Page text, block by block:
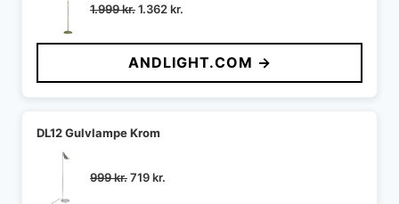
1.999kr.Den
pris
var:
1.999 kr..
1.362kr.
pris
er:
1.362 kr..
ANDLIGHT.COM →
DL12 Gulvlampe Krom
999kr.Den
719kr.